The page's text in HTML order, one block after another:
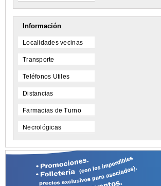
Información
Localidades vecinas
Transporte
Teléfonos Utiles
Distancias
Farmacias de Turno
Necrológicas